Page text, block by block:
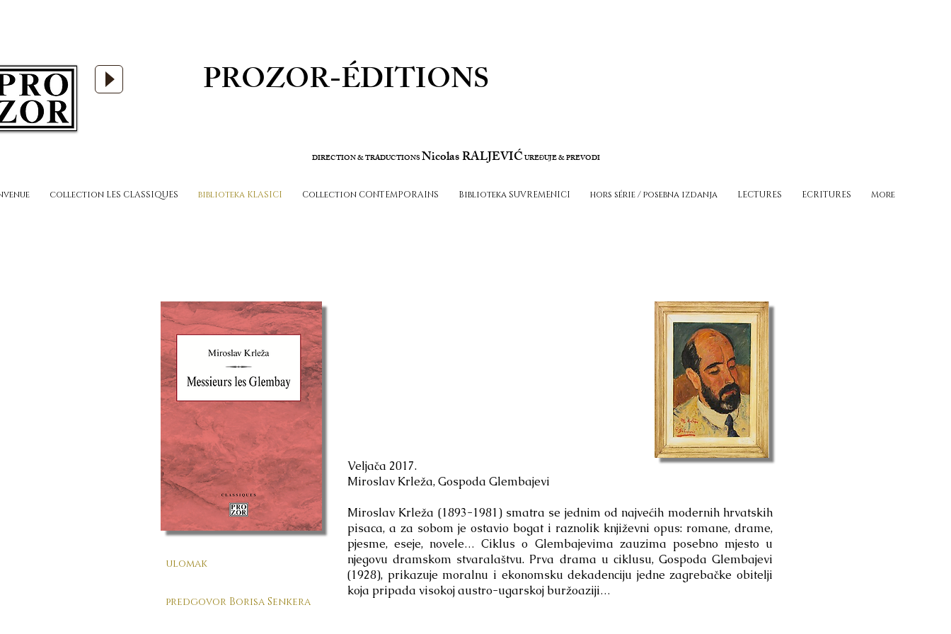
PROZOR-ÉDITIONS
DIRECTION & TRADUCTIONSNicolas RALJEVIĆUREĐUJE & PREVODI
collection LES CLASSIQUES biblioteka KLASICI Collection CONTEMPORAINS Biblioteka SUVREMENICI hors série / posebna izdanja LECTURES ECRITURES More
ulomak
predgovor Borisa Senkera
Veljača 2017.
Miroslav Krleža, Gospoda Glembajevi
Miroslav Krleža (1893-1981) smatra se jednim od najvećih modernih hrvatskih
pisaca, a za sobom je ostavio bogat i raznolik književni opus: romane, drame,
pjesme, eseje, novele… Ciklus o Glembajevima zauzima posebno mjesto u
njegovu dramskom stvaralaštvu. Prva drama u ciklusu, Gospoda Glembajevi
(1928), prikazuje moralnu i ekonomsku dekadenciju jedne zagrebačke obitelji
koja pripada visokoj austro-ugarskoj buržoaziji…